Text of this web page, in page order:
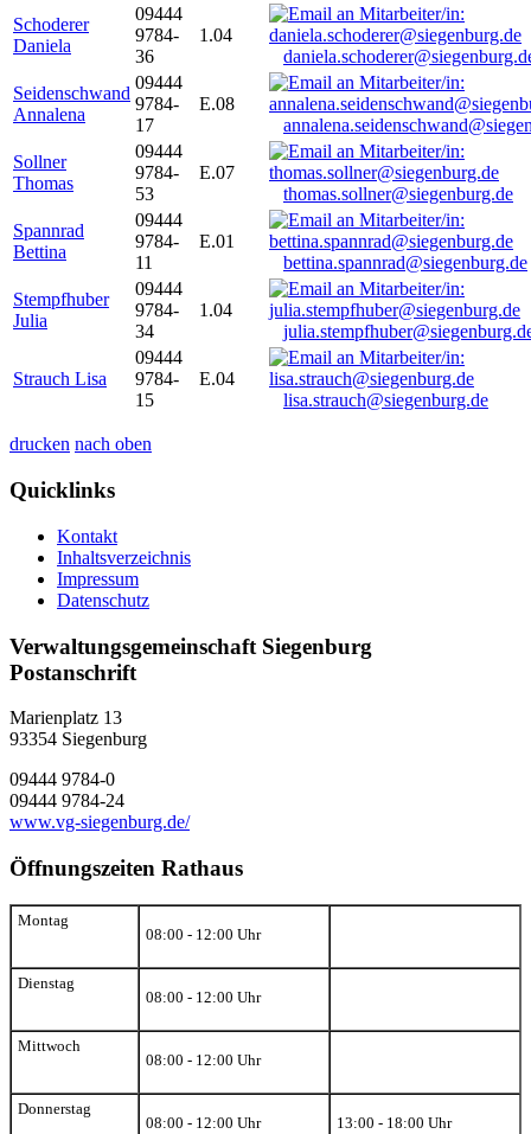
Schoderer
Daniela
09444
9784-
36
1.04
Seidenschwand
Annalena
09444
9784-
17
E.08
Sollner
Thomas
09444
9784-
53
E.07
thomas.sollner@siegenburg.de
Spannrad
Bettina
09444
9784-
11
E.01
bettina.spannrad@siegenburg.de
Stempfhuber
Julia
09444
9784-
34
1.04
Strauch Lisa
09444
9784-
15
E.04
lisa.strauch@siegenburg.de
drucken nach oben
Quicklinks
Kontakt
Inhaltsverzeichnis
Impressum
Datenschutz
Verwaltungsgemeinschaft Siegenburg
Postanschrift
Marienplatz 13
93354 Siegenburg
09444 9784-0
09444 9784-24
www.vg-siegenburg.de/
Öffnungszeiten Rathaus
Montag
08:00 - 12:00 Uhr
Dienstag
08:00 - 12:00 Uhr
Mittwoch
08:00 - 12:00 Uhr
Donnerstag
08:00 - 12:00 Uhr
13:00 - 18:00 Uhr